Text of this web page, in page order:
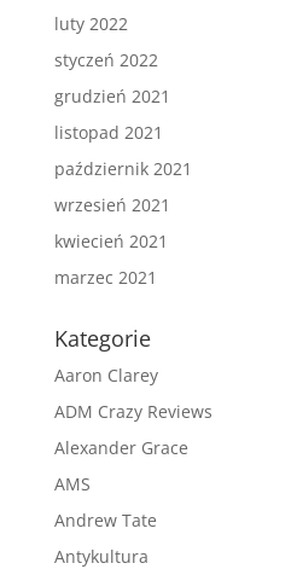
luty 2022
styczeń 2022
grudzień 2021
listopad 2021
październik 2021
wrzesień 2021
kwiecień 2021
marzec 2021
Kategorie
Aaron Clarey
ADM Crazy Reviews
Alexander Grace
AMS
Andrew Tate
Antykultura